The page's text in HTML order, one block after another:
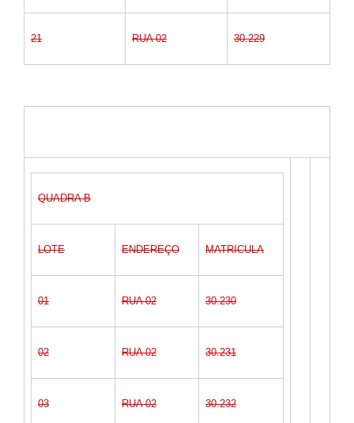
21 RUA 02 30.229
QUADRA B
LOTE ENDEREÇO MATRICULA
01 RUA 02 30.230
02 RUA 02 30.231
03 RUA 02 30.232